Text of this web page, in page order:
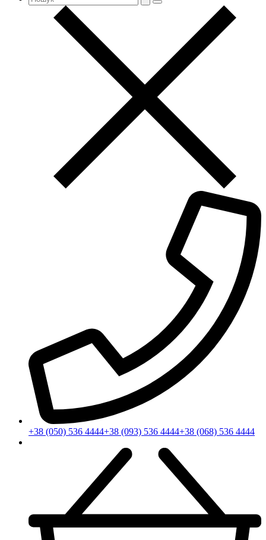
+38 (050) 536 4444+38 (093) 536 4444+38 (068) 536 4444